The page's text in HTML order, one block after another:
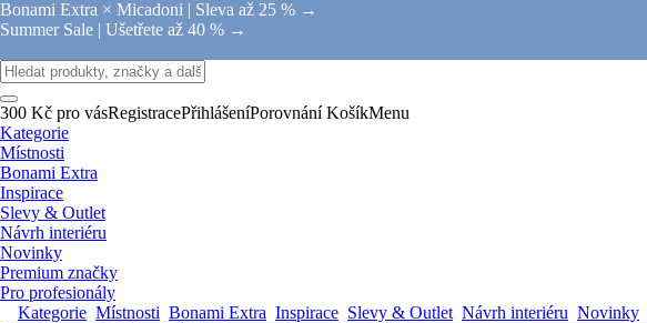
Bonami Extra × Micadoni | Sleva až 25 % →
Summer Sale | Ušetřete až 40 % →
300 Kč pro vásRegistracePřihlášeníPorovnání KošíkMenu
Kategorie
Místnosti
Bonami Extra
Inspirace
Slevy & Outlet
Návrh interiéru
Novinky
Premium značky
Pro profesionály
Kategorie Místnosti Bonami Extra Inspirace Slevy & Outlet Návrh interiéru Novinky